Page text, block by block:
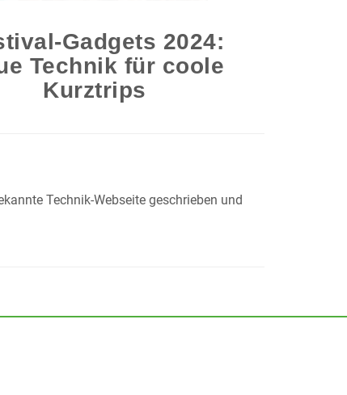
Gadgets 2024:
Technik für coole
Kurztrips
Technik-Webseite geschrieben und